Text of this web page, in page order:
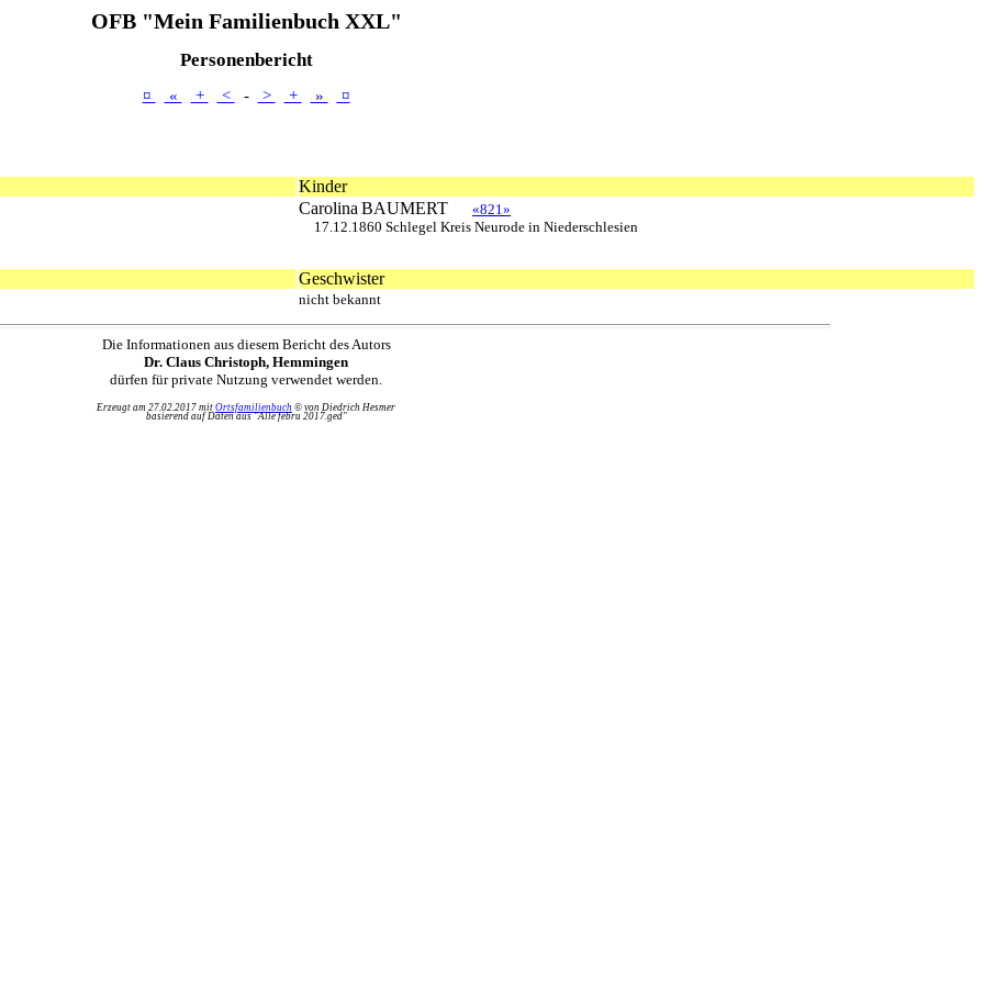
OFB "Mein Familienbuch XXL"
Personenbericht
¤ « + < - > + » ¤
Kinder
Carolina BAUMERT
«821»
17.12.1860 Schlegel Kreis Neurode in Niederschlesien
Geschwister
nicht bekannt
Die Informationen aus diesem Bericht des Autors
Dr. Claus Christoph, Hemmingen
dürfen für private Nutzung verwendet werden.
Erzeugt am 27.02.2017 mit Ortsfamilienbuch © von Diedrich Hesmer
basierend auf Daten aus "Alle febru 2017.ged"